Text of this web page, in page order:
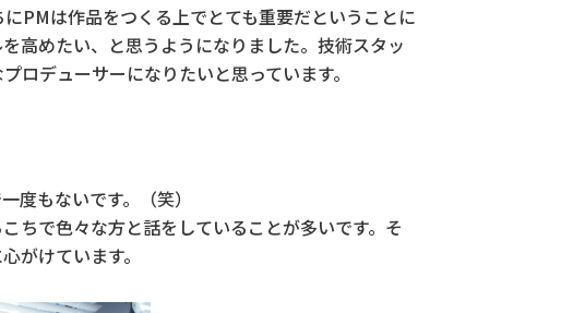
PMは作品をつくる上でとても重要だということに
高めたい、と思うようになりました。技術スタッ
ロデューサーになりたいと思っています。
度もないです。（笑）
ちで色々な方と話をしていることが多いです。そ
がけています。